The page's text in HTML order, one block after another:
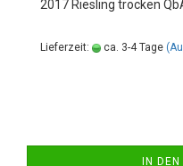
2017 Riesling trocken
Lieferzeit: ca. 3-4 Tage
IN